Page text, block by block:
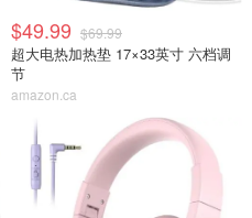
$49.99 $69.99
超大电热加热垫 17×33英寸 六档调
节
amazon.ca